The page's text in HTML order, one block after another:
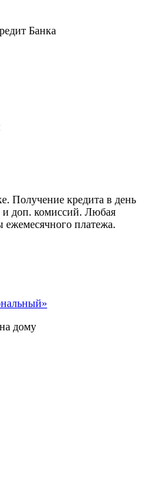
Банка
Получение кредита в день
и доп. комиссий. Любая
ежемесячного платежа.
дому